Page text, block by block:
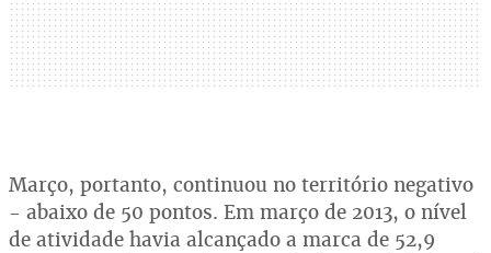
Março, portanto, continuou no território negativo
- abaixo de 50 pontos. Em março de 2013, o nível
de atividade havia alcançado a marca de 52,9